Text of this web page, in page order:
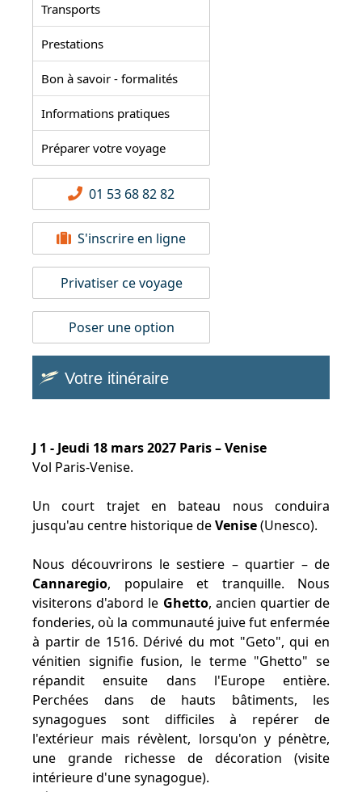
Transports
Prestations
Bon à savoir - formalités
Informations pratiques
Préparer votre voyage
01 53 68 82 82
S'inscrire en ligne
Privatiser ce voyage
Poser une option
Votre itinéraire
J 1 - Jeudi 18 mars 2027 Paris – Venise
Vol Paris-Venise.
Un court trajet en bateau nous conduira
jusqu'au centre historique deVenise(Unesco).
Nous découvrirons le sestiere – quartier – de
Cannaregio, populaire et tranquille. Nous
visiterons d'abord le Ghetto, ancien quartier de
fonderies, où la communauté juive fut enfermée
à partir de 1516. Dérivé du mot "Geto", qui en
vénitien signifie fusion, le terme "Ghetto" se
répandit ensuite dans l'Europe entière.
Perchées dans de hauts bâtiments, les
synagogues sont difficiles à repérer de
l'extérieur mais révèlent, lorsqu'on y pénètre,
une grande richesse de décoration (visite
intérieure d'une synagogue).